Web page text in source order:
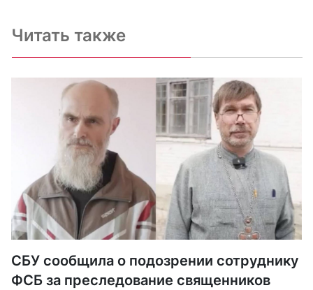
Читать также
СБУ сообщила о подозрении сотруднику
ФСБ за преследование священников